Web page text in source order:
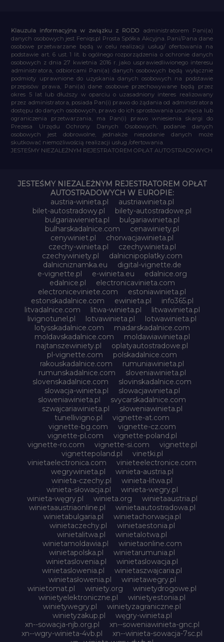
Klauzula informacyjna w związku z RODO administratorem Pani(a)
danych osobowych jest Feniqs.pl Prosta Spółka Akcyjna. Pani/Pana dane
osobowe przetwarzane będą w celu realizacji usług/ ofertowania na
podstawie art. 6 ust. 1 lit. b ogólnego rozporządzenia o ochronie danych
osobowych z dnia 27 kwietnia 2016 r. jako usprawiedliwionego interesu
administratora, odbiorcami Pani(a) danych osobowych będą wyłącznie
podmioty uprawnione do uzyskania danych osobowych na podstawie
przepisów prawa, Pani(a) dane osobowe przechowywane będą przez
okres 5 lat lub dłuższy w oparciu o uzasadniony interes realizowany
przez administratora, posiada Pan(i) prawo do żądania od administratora
dostępu do danych osobowych, prawo do ich sprostowania usunięcia lub
ograniczenia przetwarzania, ma Pan(i) prawo wniesienia skargi do
Prezesa Urzędu Ochrony Danych Osobowych, podanie danych
osobowych jest dobrowolne, jednakże niepodanie danych może
skutkować niemożliwością realizacji usług /ofertowania.
JESTEŚMY NIEZALEŻNYM REJESTRATOREM OPŁAT AUTOSTRADOWYCH
JESTEŚMY NIEZALEŻNYM REJESTRATOREM OPŁAT
AUTOSTRADOWYCH W EUROPIE:
austria-winieta.pl
austriawinieta.pl
bilet-autostradowy.pl
bilety-autostradowe.pl
bulgariawienieta.pl
bulgariawinieta.pl
bulharskadalnice.com
cenawiniety.pl
cenywiniet.pl
chorwacjawinieta.pl
czechy-winieta.pl
czechywinieta.pl
czechywiniety.pl
dalnicnipoplatky.com
dalnicniznamka.eu
digital-vignette.de
e-vignette.pl
e-winieta.eu
edalnice.org
edalnice.pl
electronicavinieta.com
electroniceviniete.com
estoniawinieta.pl
estonskadalnice.com
ewinieta.pl
info365.pl
litvadalnice.com
litwa-winieta.pl
litwawinieta.pl
livignotunel.pl
lotvawinieta.pl
lotwawinieta.pl
lotysskadalnice.com
madarskadalnice.com
moldavskadalnice.com
moldawiawinieta.pl
najtanszewiniety.pl
oplatyautostradowe.pl
pl-vignette.com
polskadalnice.com
rakouskadalnice.com
rumuniawinieta.pl
rumunskadalnice.com
sloveniawinieta.pl
slovenskadalnice.com
slovinskadalnice.com
slowacja-winieta.pl
slowacjawinieta.pl
sloweniawinieta.pl
svycarskadalnice.com
szwajcariawinieta.pl
słoweniawinieta.pl
tunellivigno.pl
vignette-at.com
vignette-bg.com
vignette-cz.com
vignette-pl.com
vignette-poland.pl
vignette-ro.com
vignette-si.com
vignette.pl
vignettepoland.pl
vinetki.pl
vinietaelectronica.com
vinieteelectronice.com
wegrywinieta.pl
winieta-austria.pl
winieta-czechy.pl
winieta-litwa.pl
winieta-słowacja.pl
winieta-wegry.pl
winieta-węgry.pl
winieta.org
winietaaustria.pl
winietaaustriaonline.pl
winietaautostradowa.pl
winietabulgaria.pl
winietachorwacja.pl
winietaczechy.pl
winietaestonia.pl
winietalitwa.pl
winietalotwa.pl
winietamoldawia.pl
winietaonline.com
winietapolska.pl
winietarumunia.pl
winietaslovenia.pl
winietaslowacja.pl
winietaslowenia.pl
winietaszwajcaria.pl
winietasłowenia.pl
winietawegry.pl
winietomat.pl
winiety.org
winietydrogowe.pl
winietyelektroniczne.pl
winietyestonia.pl
winietywegry.pl
winietyzagraniczne.pl
winietyzakup.pl
węgry-winieta.pl
xn--sowacja-njb.org.pl
xn--soweniawinieta-gnc.pl
xn--wgry-winieta-4vb.pl
xn--winieta-sowacja-7sc.pl